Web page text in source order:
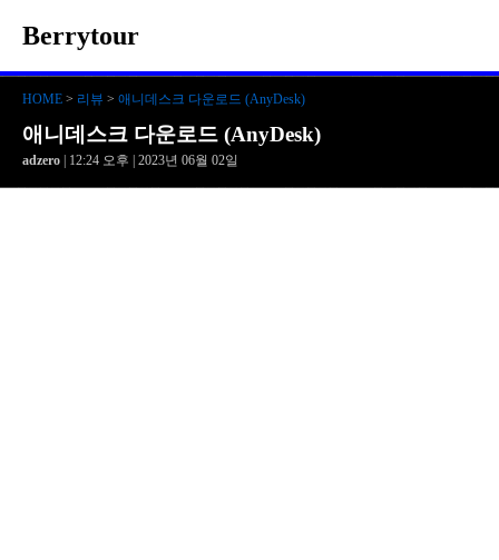
Berrytour
HOME > 리뷰 > 애니데스크 다운로드 (AnyDesk)
애니데스크 다운로드 (AnyDesk)
adzero | 12:24 오후 | 2023년 06월 02일